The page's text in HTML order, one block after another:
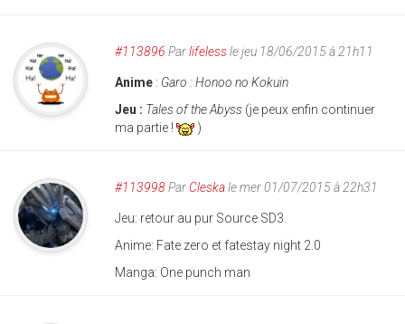
#113896 Parlifelessle jeu 18/06/2015 à 21h11
Anime : Garo : Honoo no Kokuin
Jeu : Tales of the Abyss (je peux enfin continuer
ma partie !
)
#113998Par Cleskale mer 01/07/2015 à 22h31
Jeu: retour au pur Source SD3.
Anime: Fate zero et fatestay night 2.0
Manga: One punch man